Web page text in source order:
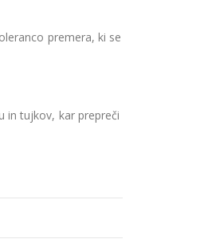
premera, ki se
in tujkov, kar prepreči